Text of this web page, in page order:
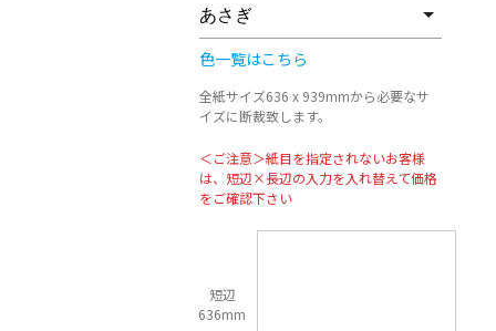
色一覧はこちら
全紙サイズ636 x 939mmから必要なサ
イズに断裁致します。
＜ご注意＞紙目を指定されないお客様
は、短辺×長辺の入力を入れ替えて価格
をご確認下さい
短辺
636mm